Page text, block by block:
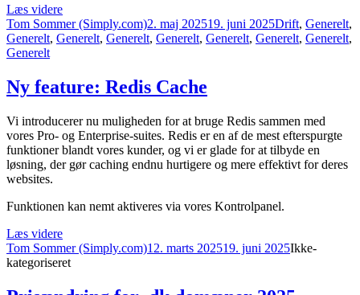
Læs videre“Ændring
i
DKIM
Forfatter
Tom Sommer (Simply.com)Udgivet
2. maj 202519. juni 2025Kategorier
Drift, Generelt,
Generelt, Generelt, Generelt, Generelt, Generelt, Generelt, Generelt,
Generelt
Ny feature: Redis Cache
Vi introducerer nu muligheden for at bruge Redis sammen med
vores Pro- og Enterprise-suites. Redis er en af de mest efterspurgte
funktioner blandt vores kunder, og vi er glade for at tilbyde en
løsning, der gør caching endnu hurtigere og mere effektivt for deres
websites.
Funktionen kan nemt aktiveres via vores Kontrolpanel.
Læs videre“Ny
feature:
Redis
Forfatter
Tom Sommer (Simply.com)Udgivet
12. marts 202519. juni 2025Kategorier
Ikke-
kategoriseret